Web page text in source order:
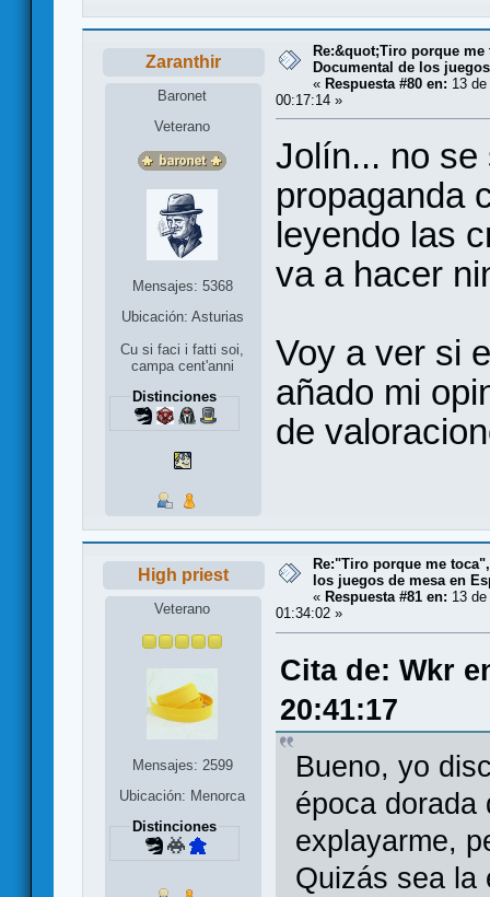
Zaranthir
Baronet
Veterano
Mensajes: 5368
Ubicación: Asturias
Cu si faci i fatti soi,
campa cent'anni
Distinciones
Re:&quot;Tiro porque me
Documental de los
« Respuesta #80 en: 13
00:17:14 »
Jolín... no se
propaganda
leyendo las
va a hacer
Voy a ver si
añado mi
de
High priest
Veterano
Mensajes: 2599
Ubicación: Menorca
Distinciones
Re:"Tiro porque me
los juegos de mesa en
« Respuesta #81 en: 13
01:34:02 »
Cita de: Wkr
20:41:17
Bueno, yo
época dorada
explayarme,
Quizás sea la